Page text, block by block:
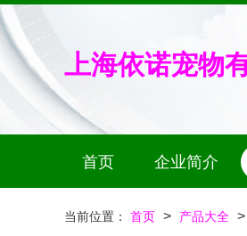
上海依诺宠物
首页 企业简介
当前位置： 首页 > 产品大全 >